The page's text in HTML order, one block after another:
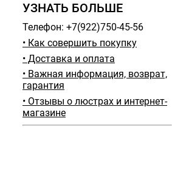
УЗНАТЬ БОЛЬШЕ
Телефон: +7(922)750-45-56
• Как совершить покупку
• Доставка и оплата
• Важная информация, возврат,
гарантия
• Отзывы о люстрах и интернет-
магазине